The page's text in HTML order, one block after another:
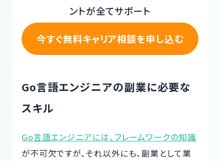
ントが全てサポート
今すぐ無料キャリア相談を申し込む
Go言語エンジニアの副業に必要な
スキル
Go言語エンジニアには、フレームワークの知識
が不可欠ですが、それ以外にも、副業として業